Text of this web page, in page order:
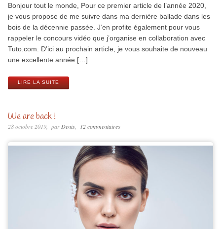
Bonjour tout le monde, Pour ce premier article de l’année 2020,
je vous propose de me suivre dans ma dernière ballade dans les
bois de la décennie passée. J’en profite également pour vous
rappeler le concours vidéo que j’organise en collaboration avec
Tuto.com. D’ici au prochain article, je vous souhaite de nouveau
une excellente année […]
LIRE LA SUITE
We are back !
28 octobre 2019 parDenis 12 commentaires